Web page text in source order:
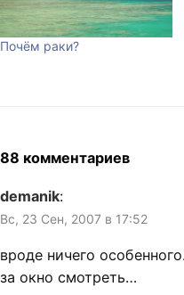
Почём раки?
88 комментариев
demanik:
Вс, 23 Сен, 2007 в 17:52
вроде ничего
за окно смотреть…